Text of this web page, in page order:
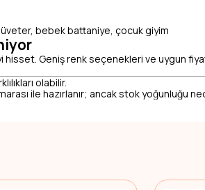
bebek battaniye, çocuk giyim
Geniş renk seçenekleri ve uygun
olabilir.
ile hazırlanır; ancak stok yoğunluğu